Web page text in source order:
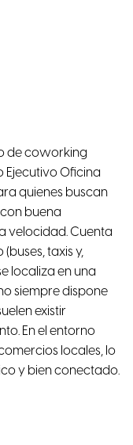
de coworking
Ejecutivo Oficina
quienes buscan
buena
velocidad. Cuenta
taxis y,
localiza en una
siempre dispone
existir
En el entorno
locales, lo
y bien conectado.